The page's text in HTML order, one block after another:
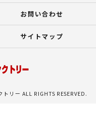
お問い合わせ
サイトマップ
リー ALL RIGHTS RESERVED.